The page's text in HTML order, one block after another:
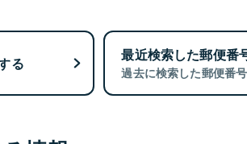
る 最近検索した郵便番
過去に検索した郵便番